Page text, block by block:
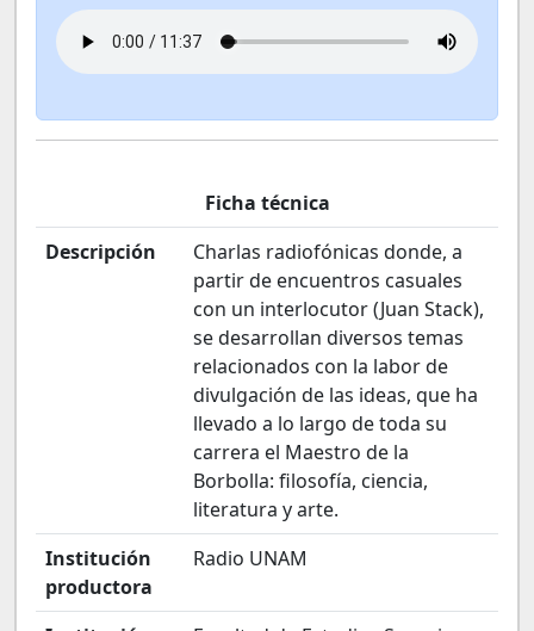
Ficha técnica
Descripción
Charlas radiofónicas donde, a
partir de encuentros casuales
con un interlocutor (Juan Stack),
se desarrollan diversos temas
relacionados con la labor de
divulgación de las ideas, que ha
llevado a lo largo de toda su
carrera el Maestro de la
Borbolla: filosofía, ciencia,
literatura y arte.
Institución
productora
Radio UNAM